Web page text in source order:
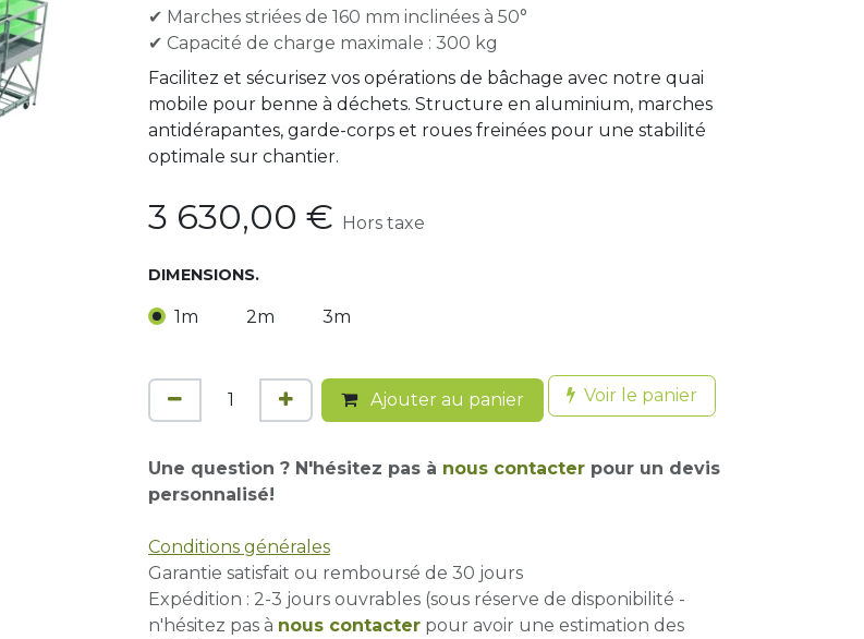
✔ Marches striées de 160 mm inclinées à 50°
✔ Capacité de charge maximale : 300 kg
Facilitez et sécurisez vos opérations de bâchage avec notre quai
mobile pour benne à déchets. Structure en aluminium, marches
antidérapantes, garde-corps et roues freinées pour une stabilité
optimale sur chantier.
3 630,00 € Hors taxe
DIMENSIONS.
1m 2m 3m
Ajouter au panier Voir le panier
Une question ? N'hésitez pas à nous contacter pour un devis
personnalisé!
Conditions générales
Garantie satisfait ou remboursé de 30 jours
Expédition : 2-3 jours ouvrables (sous réserve de disponibilité -
n'hésitez pas à nous contacter pour avoir une estimation des